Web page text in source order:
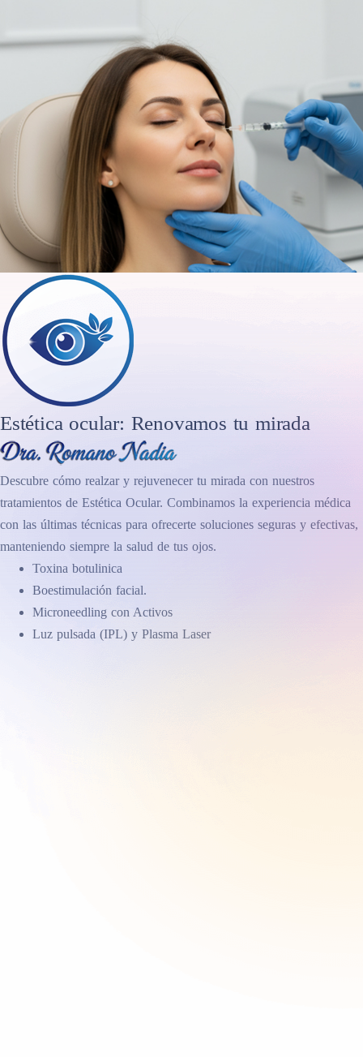
Estética ocular: Renovamos tu mirada
Descubre cómo realzar y rejuvenecer tu mirada con nuestros
tratamientos de Estética Ocular. Combinamos la experiencia médica
con las últimas técnicas para ofrecerte soluciones seguras y efectivas,
manteniendo siempre la salud de tus ojos.
Toxina botulinica
Boestimulación facial.
Microneedling con Activos
Luz pulsada (IPL) y Plasma Laser